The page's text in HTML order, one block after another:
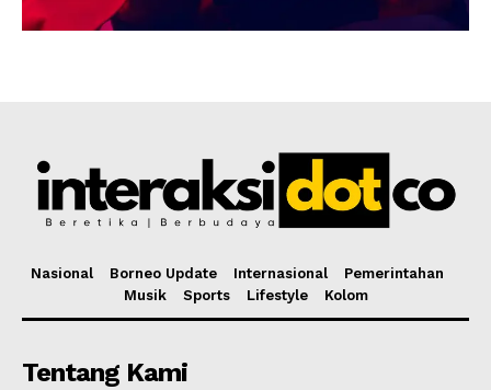
Nasional Borneo Update Internasional
Pemerintahan
Musik
Sports Lifestyle Kolom
Tentang Kami